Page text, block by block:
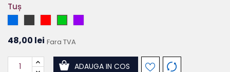
Tuș
RoșuVerde
48,00 lei Fara TVA
ADAUGA IN COS